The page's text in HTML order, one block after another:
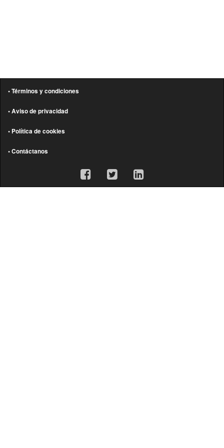
• Términos y condiciones
• Aviso de privacidad
• Política de cookies
• Contáctanos